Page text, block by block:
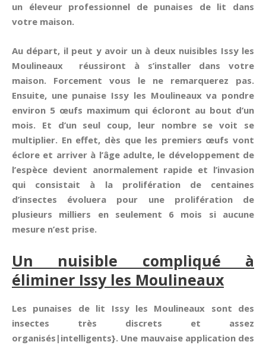
un éleveur professionnel de punaises de lit dans
votre maison.
Au départ, il peut y avoir un à deux nuisibles Issy les
Moulineaux réussiront à s’installer dans votre
maison. Forcement vous le ne remarquerez pas.
Ensuite, une punaise Issy les Moulineaux va pondre
environ 5 œufs maximum qui écloront au bout d’un
mois. Et d’un seul coup, leur nombre se voit se
multiplier. En effet, dès que les premiers œufs vont
éclore et arriver à l’âge adulte, le développement de
l’espèce devient anormalement rapide et l’invasion
qui consistait à la prolifération de centaines
d’insectes évoluera pour une prolifération de
plusieurs milliers en seulement 6 mois si aucune
mesure n’est prise.
Un nuisible compliqué à
éliminer Issy les Moulineaux
Les punaises de lit Issy les Moulineaux sont des
insectes très discrets et assez
organisés|intelligents}. Une mauvaise application des